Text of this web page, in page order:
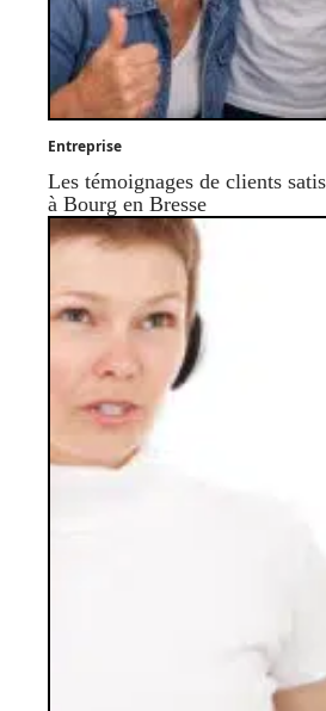
Entreprise
Les témoignages de clients
à Bourg en Bresse